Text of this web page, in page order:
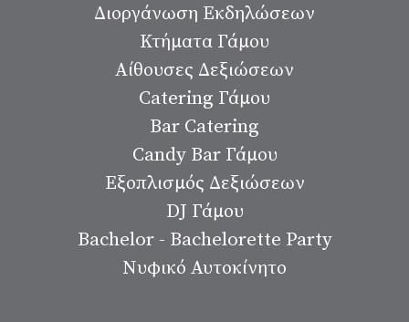
Διοργάνωση Εκδηλώσεων
Κτήματα Γάμου
Αίθουσες Δεξιώσεων
Catering Γάμου
Bar Catering
Candy Bar Γάμου
Εξοπλισμός Δεξιώσεων
DJ Γάμου
Bachelor - Bachelorette Party
Νυφικό Αυτοκίνητο